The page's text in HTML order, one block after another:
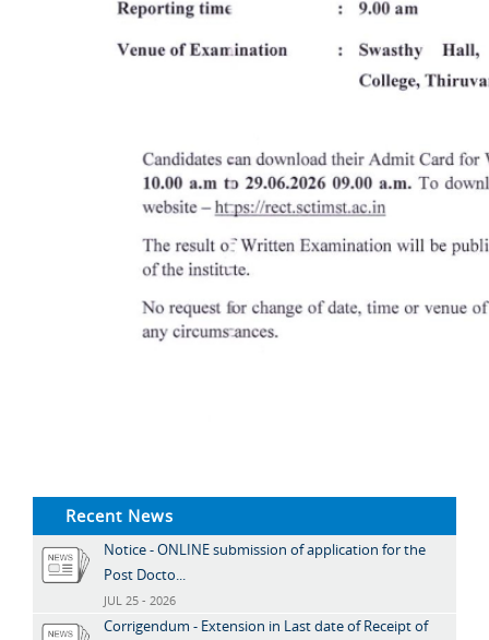
Recent News
Notice - ONLINE submission of application for the
Post Docto...
JUL 25 - 2026
Corrigendum - Extension in Last date of Receipt of